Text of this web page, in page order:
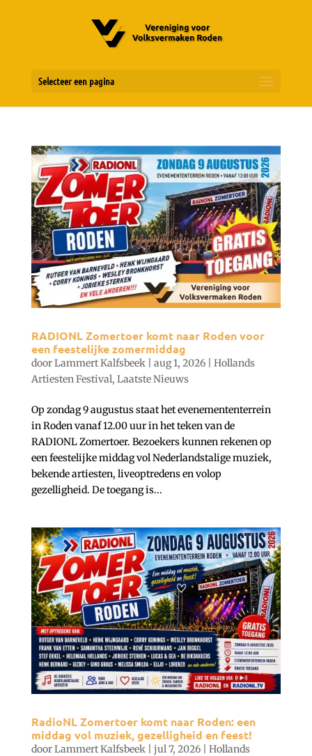
Selecteer een pagina
RADIONL Zomertoer komt naar Roden voor
een feestelijke zomermiddag
doorLammert Kalfsbeek| aug 1, 2026| Hollands
Artiesten Festival, Laatste Nieuws
Op zondag 9 augustus staat het evenemententerrein
in Roden vanaf 12.00 uur in het teken van de
RADIONL Zomertoer. Bezoekers kunnen rekenen op
een feestelijke middag vol Nederlandstalige muziek,
bekende artiesten, liveoptredens en volop
gezelligheid. De toegang is...
RadioNL Zomertoer komt naar Roden: een
middag vol muziek, gezelligheid en feest!
doorLammert Kalfsbeek| jul 7, 2026| Hollands